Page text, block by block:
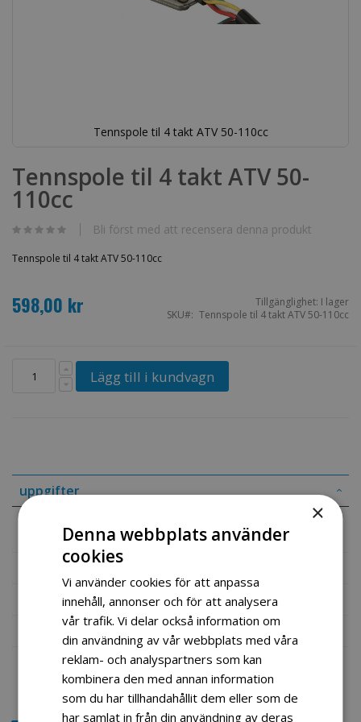
Tennspole til 4 takt ATV 50-110cc
till
början
av
bildgalleriet
Tennspole til 4 takt ATV 50-
110cc
Bli först med att recensera denna produkt
Tennspole til 4 takt ATV 50-110cc
598,00 kr Tillgänglighet: I lager
SKU
Tennspole til 4 takt ATV 50-110cc
Lägg till i kundvagn
uppgifter
Tennspole til 4 takt ATV 50-110cc
Mer information
Recensioner
Fil vedlegg
×
Denna webbplats använder
cookies
Vi använder cookies för att anpassa
innehåll, annonser och för att analysera
vår trafik. Vi delar också information om
din användning av vår webbplats med våra
reklam- och analyspartners som kan
kombinera den med annan information
som du har tillhandahållit dem eller som de
har samlat in från din användning av deras